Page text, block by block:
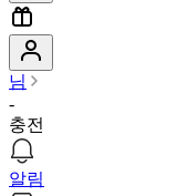
님
-
충전
알림